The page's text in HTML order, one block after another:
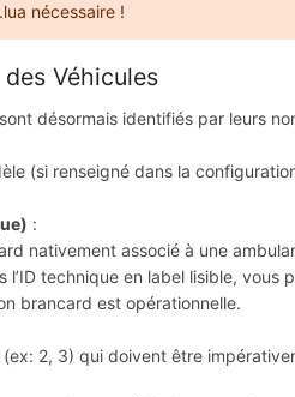
nécessaire !
Véhicules
désormais identifiés par leurs
(si renseigné dans la
:
nativement associé à une
technique en label lisible, vous
brancard est opérationnelle.
2, 3) qui doivent être